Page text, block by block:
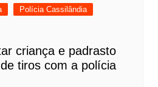
Polícia Cassilândia
criança e padrasto
tiros com a polícia